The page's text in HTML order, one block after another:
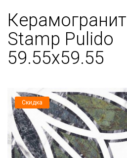
Stamp Pulido
59.55х59.55
Скидка